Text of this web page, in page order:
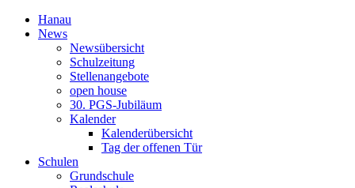
Hanau
News
Newsübersicht
Schulzeitung
Stellenangebote
open house
30. PGS-Jubiläum
Kalender
Kalenderübersicht
Tag der offenen Tür
Schulen
Grundschule